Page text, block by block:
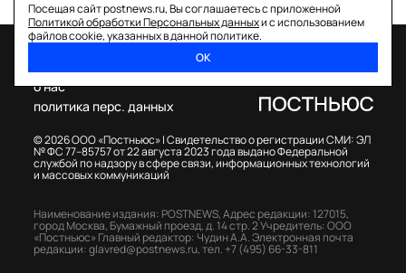
Посещая сайт postnews.ru, Вы соглашаетесь с приложенной
Политикой обработки Персональных данныхи с использованием
файлов cookie, указанных в данной политике.
ОК
© 2026 ООО «Постньюс» |Свидетельство о регистрации СМИ: ЭЛ
№ ФС 77–85757 от 22 августа 2023 года выдано Федеральной
службой по надзору в сфере связи, информационных технологий
и массовых коммуникаций
о нас
политика перс. данных
Наименование издания: POSTNEWS,Адрес редакции: 127015,
город Москва, Бумажный проезд, д. 14 стр. 2Учредитель: ООО
«Постньюс» Главный редактор: Чудин А.А.Электронная почта
редакции:glavred@postnews.ru,тел. +7 (495) 66-33-811